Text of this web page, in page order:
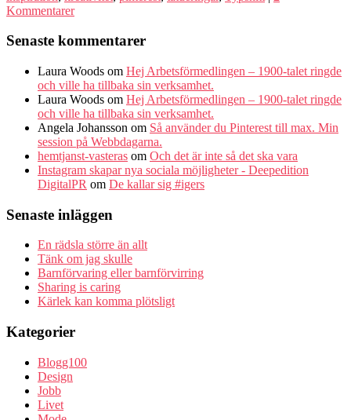
Kommentarer
Senaste kommentarer
Laura Woods om Hej Arbetsförmedlingen – 1900-talet ringde
och ville ha tillbaka sin verksamhet.
Laura Woods om Hej Arbetsförmedlingen – 1900-talet ringde
och ville ha tillbaka sin verksamhet.
Angela Johansson om Så använder du Pinterest till max. Min
session på Webbdagarna.
hemtjanst-vasteras om Och det är inte så det ska vara
Instagram skapar nya sociala möjligheter - Deepedition
DigitalPR om De kallar sig #igers
Senaste inläggen
En rädsla större än allt
Tänk om jag skulle
Barnförvaring eller barnförvirring
Sharing is caring
Kärlek kan komma plötsligt
Kategorier
Blogg100
Design
Jobb
Livet